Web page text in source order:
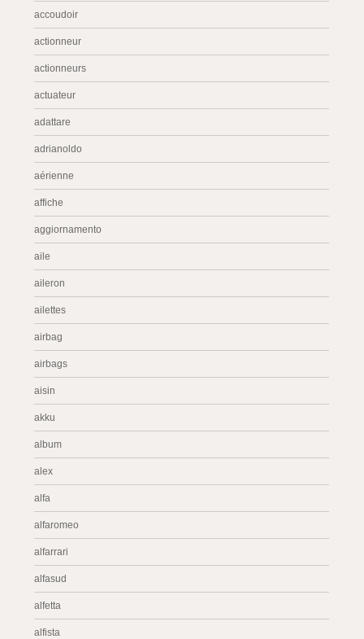
accoudoir
actionneur
actionneurs
actuateur
adattare
adrianoldo
aérienne
affiche
aggiornamento
aile
aileron
ailettes
airbag
airbags
aisin
akku
album
alex
alfa
alfaromeo
alfarrari
alfasud
alfetta
alfista